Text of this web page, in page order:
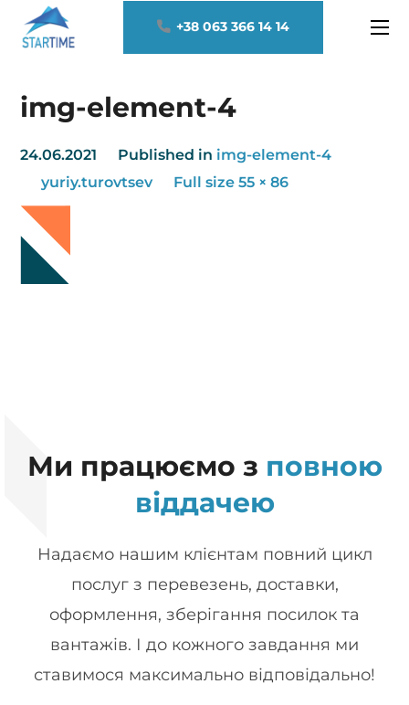
+38 063 366 14 14
img-element-4
24.06.2021 Published in img-element-4
yuriy.turovtsev
Full size 55 × 86
Ми працюємо з повною
віддачею
Надаємо нашим клієнтам повний цикл
послуг з перевезень, доставки,
оформлення, зберігання посилок та
вантажів. І до кожного завдання ми
ставимося максимально відповідально!